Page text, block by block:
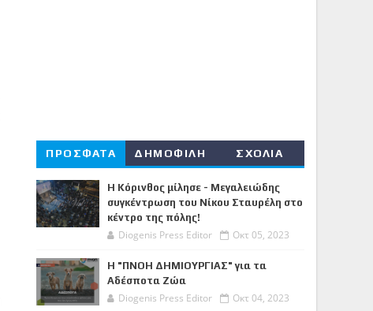
ΠΡΟΣΦΑΤΑ ΔΗΜΟΦΙΛΗ ΣΧΟΛΙΑ
Η Κόρινθος μίλησε - Μεγαλειώδης
συγκέντρωση του Νίκου Σταυρέλη στο
κέντρο της πόλης!
Diogenis Press Editor Οκτ 05, 2023
Η "ΠΝΟΗ ΔΗΜΙΟΥΡΓΙΑΣ" για τα
Αδέσποτα Ζώα
Diogenis Press Editor Οκτ 04, 2023